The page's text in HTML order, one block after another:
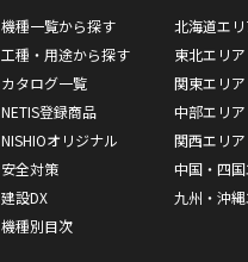
機種一覧から探す
工種・用途から探す
カタログ一覧
NETIS登録商品
NISHIOオリジナル
安全対策
建設DX
機種別目次
北海道エリ
東北エリア
関東エリア
中部エリア
関西エリア
中国・四
九州・沖